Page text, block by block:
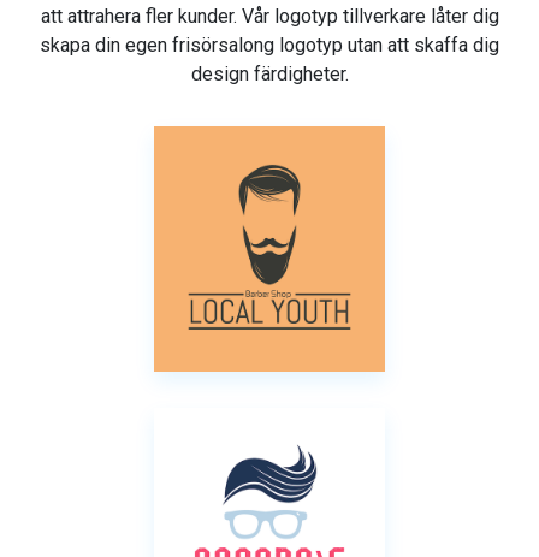
att attrahera fler kunder. Vår logotyp tillverkare låter dig
skapa din egen frisörsalong logotyp utan att skaffa dig
design färdigheter.